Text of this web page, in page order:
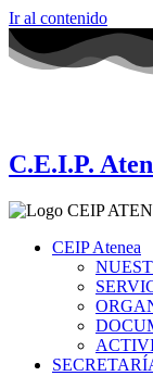
Ir al contenido
C.E.I.P.
CEIP Atenea